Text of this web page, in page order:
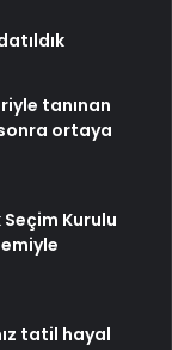
tanınan
ortaya
Kurulu
tatil hayal